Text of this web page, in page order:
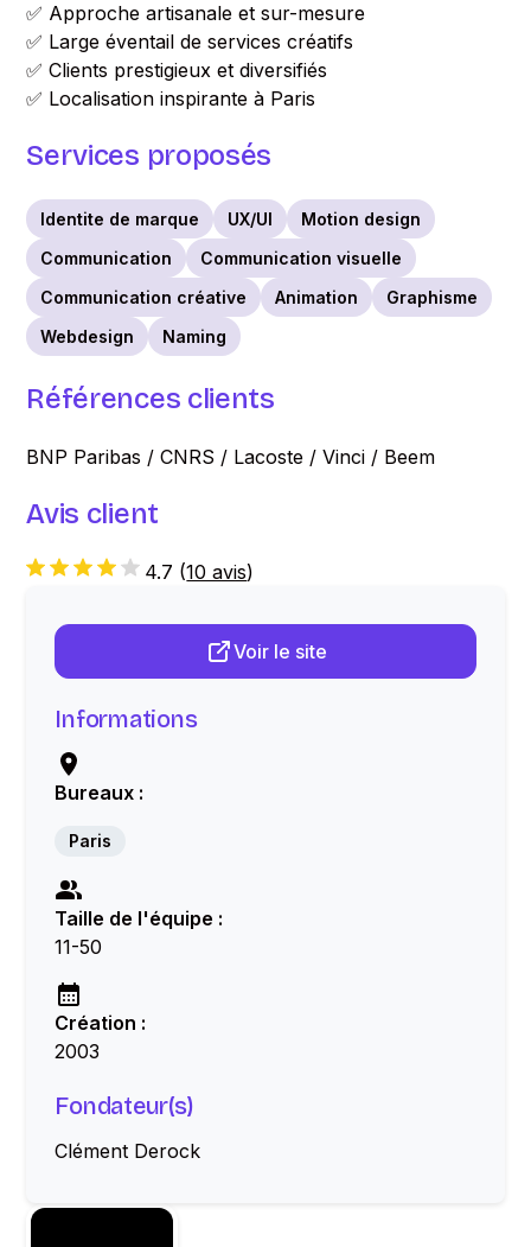
✅ Approche artisanale et sur-mesure
✅ Large éventail de services créatifs
✅ Clients prestigieux et diversifiés
✅ Localisation inspirante à Paris
Services proposés
Identite de marque UX/UI
Motion design
Communication
Communication visuelle
Communication créative
Animation
Graphisme
Webdesign
Naming
Références clients
BNP Paribas / CNRS / Lacoste / Vinci / Beem
Avis client
4.7 (10 avis)
Voir le site
Informations
Bureaux :
Paris
Taille de l'équipe :
11-50
Création :
2003
Fondateur(s)
Clément Derock